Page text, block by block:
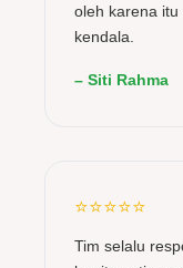
oleh karena itu
kendala.
– Siti Rahma
⭐⭐⭐⭐⭐
Tim selalu